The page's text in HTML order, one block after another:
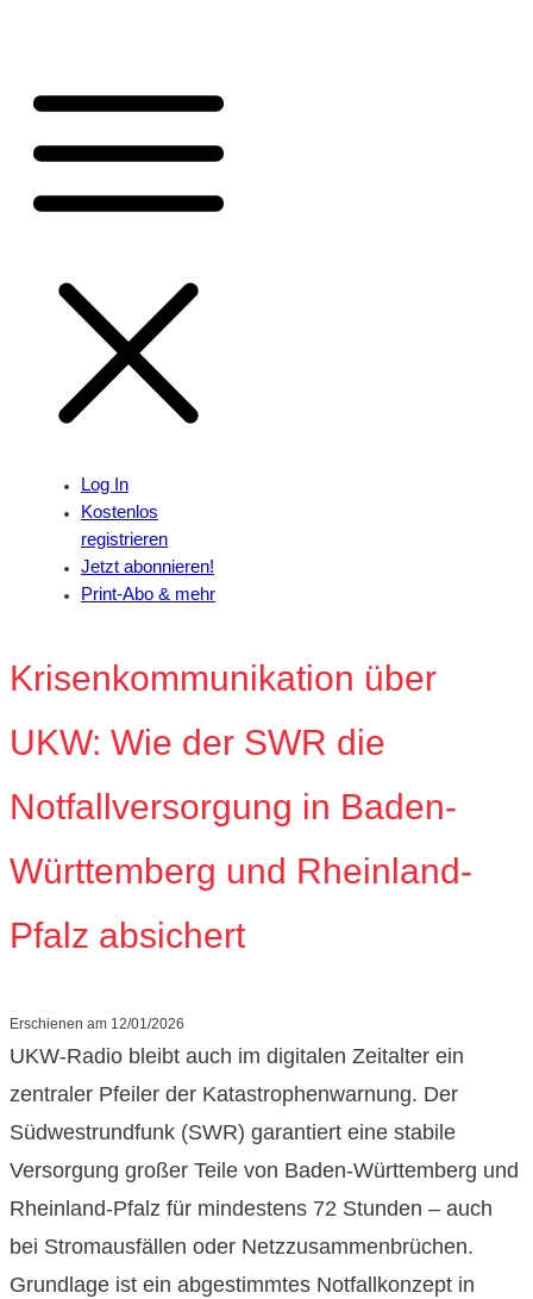
Log In
Kostenlos
registrieren
Jetzt abonnieren!
Print-Abo & mehr
Krisenkommunikation über
UKW: Wie der SWR die
Notfallversorgung in Baden-
Württemberg und Rheinland-
Pfalz absichert
Erschienen am 12/01/2026
UKW-Radio bleibt auch im digitalen Zeitalter ein
zentraler Pfeiler der Katastrophenwarnung. Der
Südwestrundfunk (SWR) garantiert eine stabile
Versorgung großer Teile von Baden-Württemberg und
Rheinland-Pfalz für mindestens 72 Stunden – auch
bei Stromausfällen oder Netzzusammenbrüchen.
Grundlage ist ein abgestimmtes Notfallkonzept in